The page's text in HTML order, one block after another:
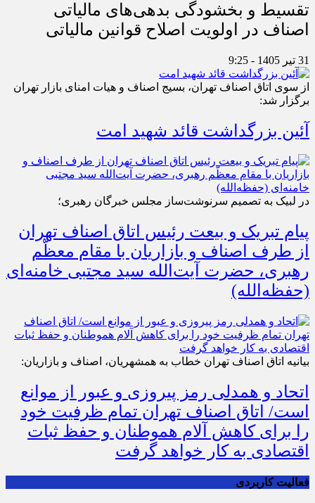
تقسیط و بخشودگی بدهی‌های مالیاتی
اصناف در اولویت اصلاح قوانین مالیاتی
31 تیر 1405 - 9:25
از سوی اتاق اصناف تهران، بسیج اصناف و هیات امنای بازار تهران
برگزار شد:
آئین بزرگداشت قائد شهید امت
در لبیک به تصمیم سرنوشت‌ساز مجلس خبرگان رهبری؛
پیام تبریک و بیعت رئیس اتاق اصناف تهران
از طرف اصناف و بازاریان با مقام معظّم
رهبری، حضرت آیت‌الله سید مجتبی خامنه‌ای
(حفظه‌الله)
بیانیه اتاق اصناف تهران خطاب به همشهریان، اصناف و بازاریان:
اتحاد و همدلی رمز پیروزی و عبور از موانع
است/ اتاق اصناف تهران تمام ظرفیت خود
را برای کاهش آلام هموطنان و حفظ ثبات
اقتصادی به کار خواهد گرفت
فعالیت کاربردی